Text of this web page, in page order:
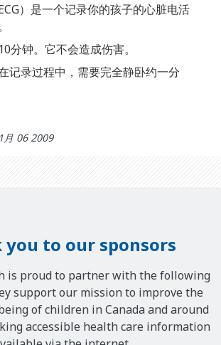
）是一个记录你的孩子的心脏电活
分钟。它不会造成伤害。
记录过程中，需要完全静卧约一分
06 2009
you to our sponsors
is proud to partner with the following
support our mission to improve the
of children in Canada and around
accessible health care information